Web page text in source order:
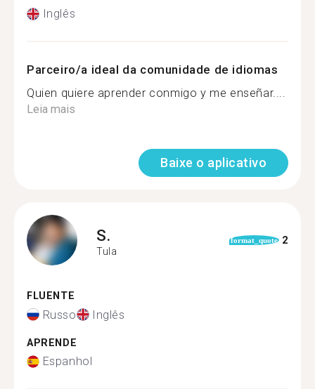
Inglês
Parceiro/a ideal da comunidade de idiomas
Quien quiere aprender conmigo y me enseñar....
Leia mais
Baixe o aplicativo
S.
Tula
format_quote 2
FLUENTE
Russo Inglês
APRENDE
Espanhol